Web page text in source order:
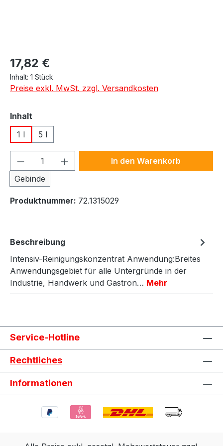
Regulärer Preis:
17,82 €
Inhalt: 1 Stück
Preise exkl. MwSt. zzgl. Versandkosten
Inhalt
1 l
5 l
Produkt Anzahl: Gib den
Gebinde
In den Warenkorb
Produktnummer: 72.1315029
Beschreibung
Intensiv-Reinigungskonzentrat Anwendung:Breites
Anwendungsgebiet für alle Untergründe in der
Industrie, Handwerk und Gastron… Mehr
Service-Hotline
Rechtliches
Informationen